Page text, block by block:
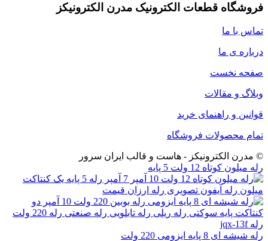
فروشگاه قطعات الکترونیک مدرن الکترونیکز
تماس با ما
درباره ی ما
صفحه نخست
وبلاگ و مقالات
قوانین و راهنمای خرید
تمام محصولات فروشگاه
© مدرن الکترونیکز - هاست و قالب ایران سرور
رله میلون کوتاه 12 ولت 5 پایه
رله شیشه ای 8 پایه ایزومی 220 ولت